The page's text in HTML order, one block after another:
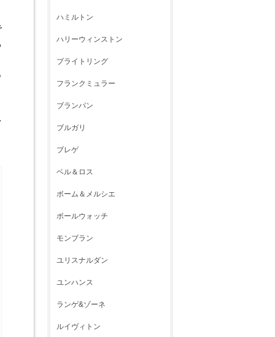
ハミルトン
ハリーウィンストン
ブライトリング
フランクミュラー
ブランパン
ブルガリ
ブレゲ
ベル＆ロス
ボーム＆メルシエ
ボールウォッチ
モンブラン
ユリスナルダン
ユンハンス
ランゲ&ゾーネ
ルイヴィトン